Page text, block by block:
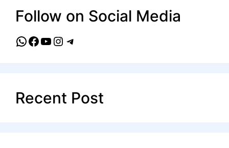
Follow on Social Media
WhatsApp
Facebook
YouTube
Instagram
Telegram
Recent Post